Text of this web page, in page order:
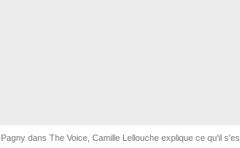
dans The Voice, Camille Lellouche explique ce qu'il s'est passé